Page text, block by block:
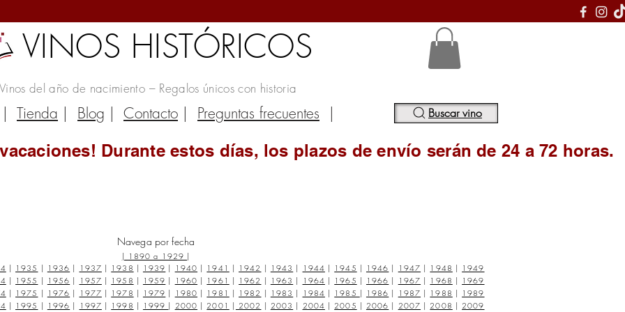
VINOS HISTÓRICOS
Vinos del año de nacimiento – Regalos únicos con historia
| Tienda | Blog | Contacto | Preguntas frecuentes | Buscar vino
Durante estos días, los plazos de envío serán de 24 a 72 horas.
Navega por fecha
| 1890 a 1929 |
| 1935 | 1936 | 1937 | 1938 | 1939 | 1940 | 1941 | 1942 | 1943 | 1944 | 1945 | 1946 | 1947 | 1948 | 1949
| 1955 | 1956 | 1957 | 1958 | 1959 | 1960 | 1961 | 1962 | 1963 | 1964 | 1965 | 1966 | 1967 | 1968 | 1969
| 1975 | 1976 | 1977 | 1978 | 1979 | 1980 | 1981 | 1982 | 1983 | 1984 | 1985 | 1986 | 1987 | 1988 | 1989
| 1995 | 1996 | 1997 | 1998 | 1999 | 2000 | 2001 | 2002 | 2003 | 2004 | 2005 | 2006 | 2007 | 2008 | 2009